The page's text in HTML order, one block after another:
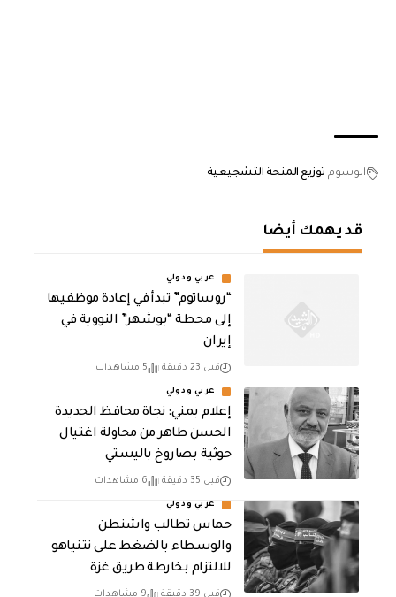
الوسوم توزيع المنحة التشجيعية
قد يهمك أيضا
عربي ودولي
“روساتوم” تبدأ في إعادة موظفيها
إلى محطة “بوشهر” النووية في
إيران
قبل 23 دقيقة 5 مشاهدات
عربي ودولي
إعلام يمني: نجاة محافظ الحديدة
الحسن طاهر من محاولة اغتيال
حوثية بصاروخ باليستي
قبل 35 دقيقة 6 مشاهدات
عربي ودولي
حماس تطالب واشنطن
والوسطاء بالضغط على نتنياهو
للالتزام بخارطة طريق غزة
قبل 39 دقيقة 9 مشاهدات